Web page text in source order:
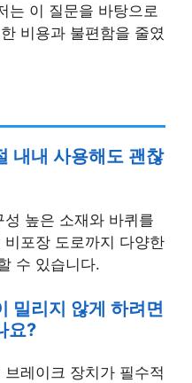
는 이 질문을 바탕으로
비용과 불편함을 줄였
내내 사용해도 괜찮
높은 소재와 바퀴를
포장 도로까지 다양한
수 있습니다.
밀리지 않게 하려면
요?
레이크 장치가 필수적